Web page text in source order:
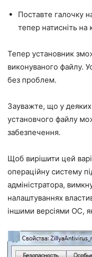
Поставте галочку
тепер натисніть на
Тепер установник
виконуваного файлу.
без проблем.
Зауважте, що у
установчого файлу
забезпечення.
Щоб вирішити цей
операційну систему
адміністратора,
налаштуваннях
іншими версіями ОС,